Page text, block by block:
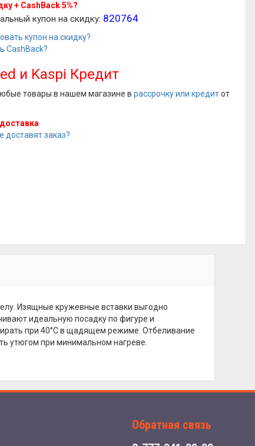
+ CashBack 5%?
купон на скидку: 820764
купон на скидку?
CashBack?
и Kaspi Кредит
товары в нашем магазине врассрочку или кредитот
доставят заказ?
Изящные кружевные вставки выгодно
идеальную посадку по фигуре и
при 40°С в щадящем режиме. Отбеливание
утюгом при минимальном нагреве.
Обратная связь